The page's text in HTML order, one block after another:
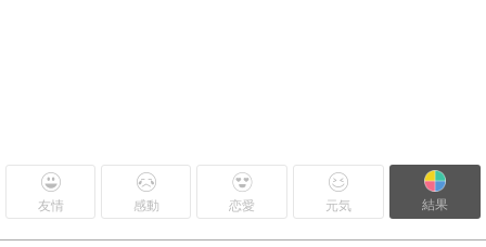
友情 感動 恋愛 元気 結果